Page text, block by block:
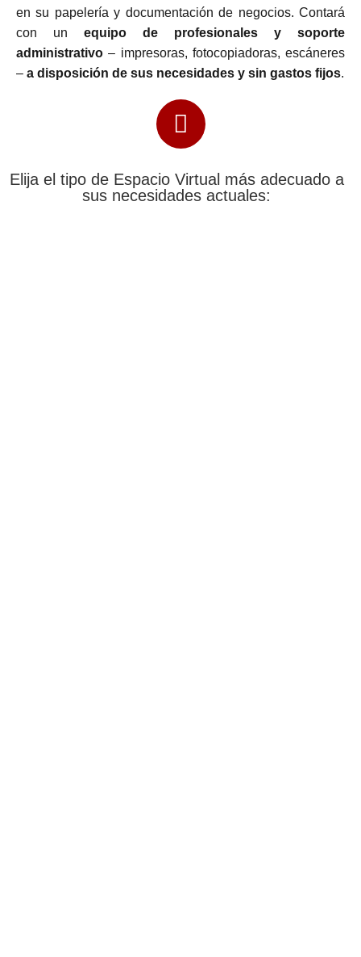
en su papelería y documentación de negocios. Contará
con un equipo de profesionales y soporte
administrativo – impresoras, fotocopiadoras, escáneres
– a disposición de sus necesidades y sin gastos fijos.
Elija el tipo de Espacio Virtual más adecuado a
sus necesidades actuales: